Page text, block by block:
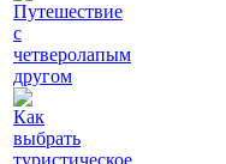
Путешествие
с
четверолапым
другом
Как
выбрать